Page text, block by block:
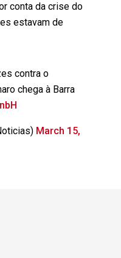
conta da crise do
estavam de
contra o
chega à Barra
March 15,